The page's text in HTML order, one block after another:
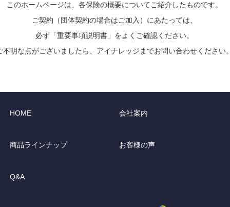
このホームページは、各保険の概要についてご紹介したものです。
ご契約（団体契約の場合はご加入）にあたっては、
必ず「重要事項説明書」をよくご確認ください。
不明な点がございましたら、アイナレッジまでお問い合わせください
HOME 会社案内
商品ラインナップ お客様の声
Q&A